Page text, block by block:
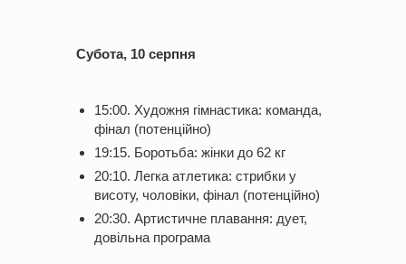
Субота, 10 серпня
15:00. Художня гімнастика: команда,
фінал (потенційно)
19:15. Боротьба: жінки до 62 кг
20:10. Легка атлетика: стрибки у
висоту, чоловіки, фінал (потенційно)
20:30. Артистичне плавання: дует,
довільна програма